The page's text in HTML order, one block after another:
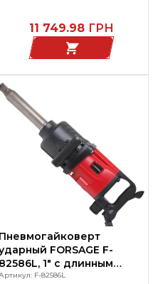
11 749.98 ГРН
Пневмогайковерт
FORSAGE F-
82586L, 1" с длинным
грузовой, 3800 Нм
F-82586L